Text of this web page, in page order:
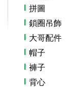
拼圖
鎖圈吊飾
大哥配件
帽子
褲子
背心